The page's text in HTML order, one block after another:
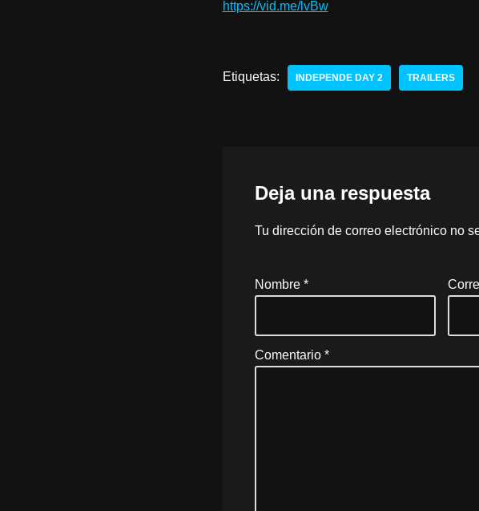
https://vid.me/lvBw
Etiquetas: INDEPENDE DAY 2 TRAILERS
Deja una respuesta
Tu dirección de correo electrónico no
Nombre *
Comentario *